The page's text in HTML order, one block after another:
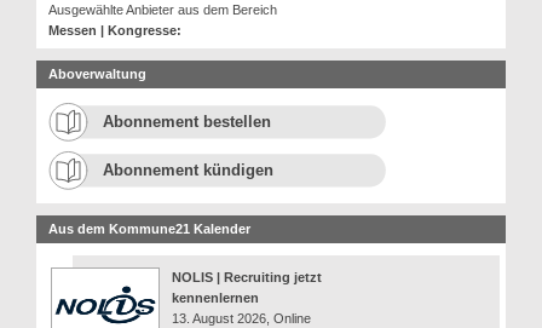
Ausgewählte Anbieter aus dem Bereich
Messen | Kongresse:
Aboverwaltung
Abonnement bestellen
Abonnement kündigen
Aus dem Kommune21 Kalender
NOLIS | Recruiting jetzt
kennenlernen
13. August 2026, Online